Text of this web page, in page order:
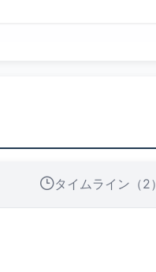
タイムライン（2）